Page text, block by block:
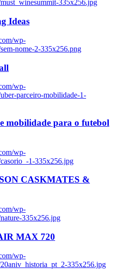
335x256.jpg
Ideas
wp-
nome-2-335x256.png
wp-
parceiro-mobilidade-1-
mobilidade para o futebol
wp-
1-335x256.jpg
CASKMATES &
wp-
335x256.jpg
MAX 720
wp-
335x256.jpg